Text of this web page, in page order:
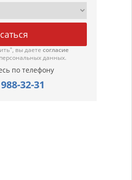
вы даете согласие
данных.
по телефону
32-31